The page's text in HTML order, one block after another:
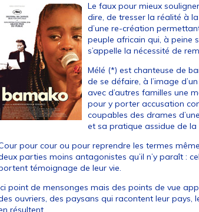
Le faux pour mieux
dire, de tresser la réalité à
d’une re-création
peuple africain qui, à peine
s’appelle la nécessité de
Mélé (*) est chanteuse de
de se défaire, à l’image
avec d’autres familles une
pour y porter accusation
coupables des drames
et sa pratique assidue de la
pour cour ou pour reprendre les termes
parties moins antagonistes qu’il n’y paraît :
témoignage de leur vie.
point de mensonges mais des points de vue
ouvriers, des paysans qui racontent leur
résultent.